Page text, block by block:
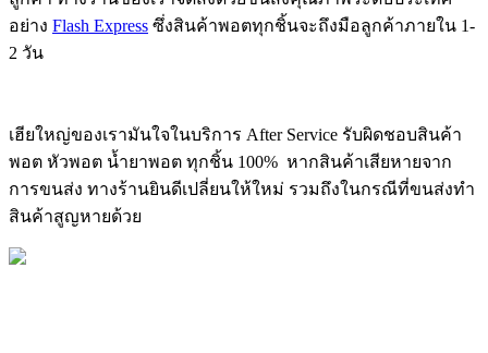
อย่าง Flash Express ซึ่งสินค้าพอตทุกชิ้นจะถึงมือลูกค้าภายใน 1-
2 วัน
เฮียใหญ่ของเรามันใจในบริการ After Service รับผิดชอบสินค้า
พอต หัวพอต น้ำยาพอต ทุกชิ้น 100% หากสินค้าเสียหายจาก
การขนส่ง ทางร้านยินดีเปลี่ยนให้ใหม่ รวมถึงในกรณีที่ขนส่งทำ
สินค้าสูญหายด้วย